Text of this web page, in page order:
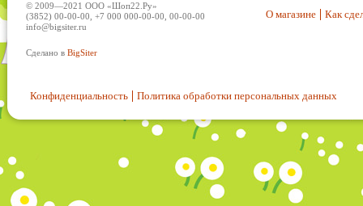
© 2009—2021 ООО «Шоп22.Ру»
(3852) 00-00-00, +7 000 000-00-00, 00-00-00
info@bigsiter.ru
Сделано в BigSiter
О магазине Как
Конфиденциальность Политика обработки персональных данных